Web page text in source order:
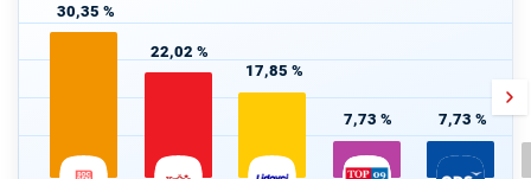
30,35 %
22,02 %
17,85 %
7,73 % 7,73 %